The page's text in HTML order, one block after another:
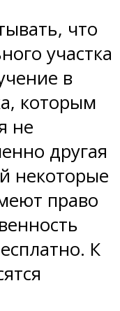
что
участка
в
которым
не
другая
некоторые
право
К